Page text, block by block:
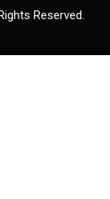
Reserved.